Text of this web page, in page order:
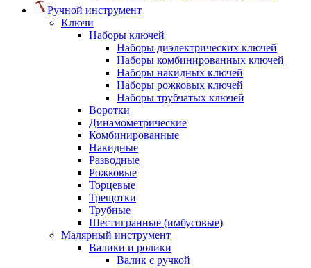
Ручной инструмент
Ключи
Наборы ключей
Наборы диэлектрических ключей
Наборы комбинированных ключей
Наборы накидных ключей
Наборы рожковых ключей
Наборы трубчатых ключей
Воротки
Динамометрические
Комбинированные
Накидные
Разводные
Рожковые
Торцевые
Трещотки
Трубные
Шестигранные (имбусовые)
Малярный инструмент
Валики и ролики
Валик с ручкой